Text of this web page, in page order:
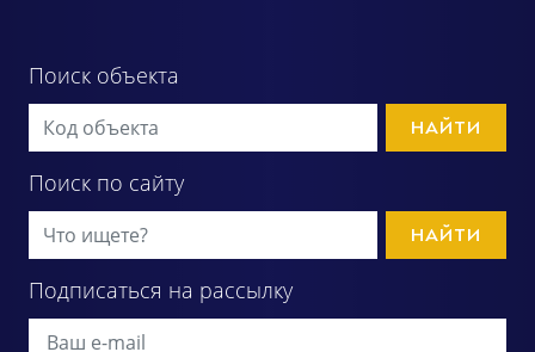
Поиск объекта
НАЙТИ
Поиск по сайту
НАЙТИ
Подписаться на рассылку